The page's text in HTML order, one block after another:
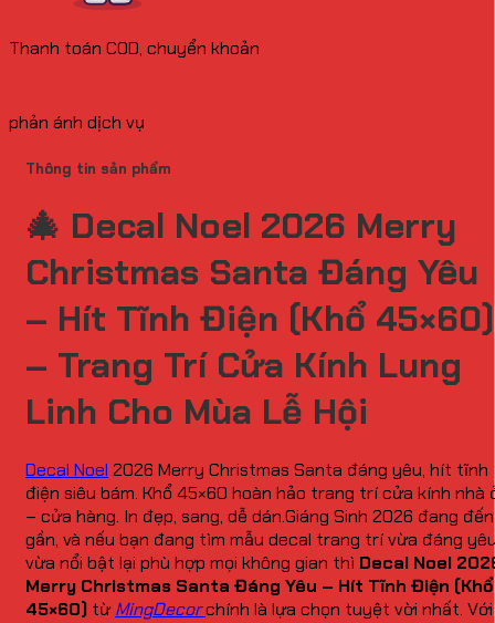
Thanh toán COD, chuyển khoản
phản ánh dịch vụ
Thông tin sản phẩm
🎄 Decal Noel 2026 Merry
Christmas Santa Đáng Yêu
– Hít Tĩnh Điện (Khổ 45×60)
– Trang Trí Cửa Kính Lung
Linh Cho Mùa Lễ Hội
Decal Noel 2026 Merry Christmas Santa đáng yêu, hít tĩnh
điện siêu bám. Khổ 45×60 hoàn hảo trang trí cửa kính nhà
– cửa hàng. In đẹp, sang, dễ dán.Giáng Sinh 2026 đang đến
gần, và nếu bạn đang tìm mẫu decal trang trí vừa đáng
vừa nổi bật lại phù hợp mọi không gian thì Decal Noel
Merry Christmas Santa Đáng Yêu – Hít Tĩnh Điện (Khổ
45×60) từMingDecorchính là lựa chọn tuyệt vời nhất. Với